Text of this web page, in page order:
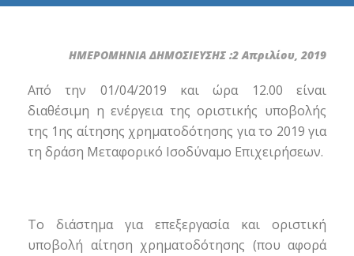
ΗΜΕΡΟΜΗΝΙΑ ΔΗΜΟΣΙΕΥΣΗΣ :2 Απριλίου, 2019
Από την 01/04/2019 και ώρα 12.00 είναι
διαθέσιμη η ενέργεια της οριστικής υποβολής
της 1ης αίτησης χρηματοδότησης για το 2019 για
τη δράση Μεταφορικό Ισοδύναμο Επιχειρήσεων.
Το διάστημα για επεξεργασία και οριστική
υποβολή αίτηση χρηματοδότησης (που αφορά